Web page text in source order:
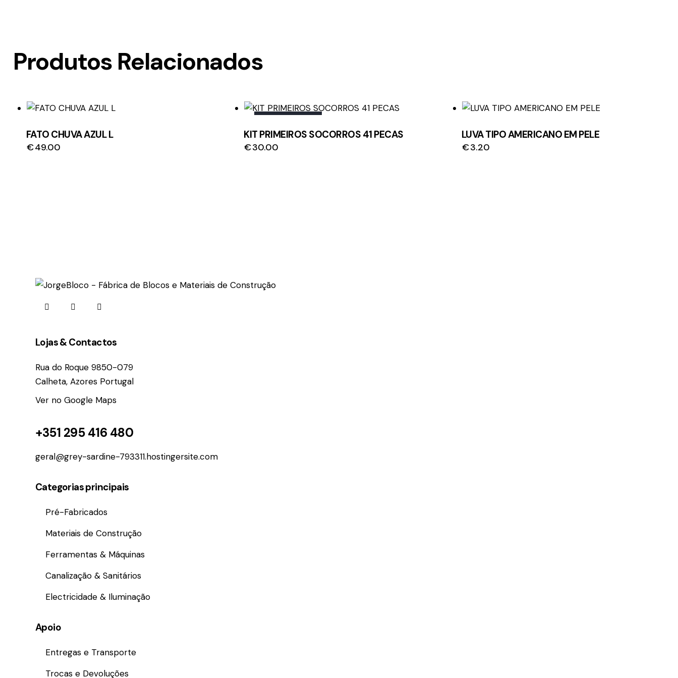
Produtos Relacionados
FATO CHUVA AZUL L
€49.00
KIT PRIMEIROS SOCORROS 41 PECAS
€30.00
LUVA TIPO AMERICANO EM PELE
€3.20
facebook-instagramlinkedin
Lojas & Contactos
Rua do Roque 9850-079
Calheta, Azores Portugal
Ver no Google Maps
+351 295 416 480
geral@grey-sardine-793311.hostingersite.com
Categorias principais
Pré-Fabricados
Materiais de Construção
Ferramentas & Máquinas
Canalização & Sanitários
Electricidade & Iluminação
Apoio
Entregas e Transporte
Trocas e Devoluções